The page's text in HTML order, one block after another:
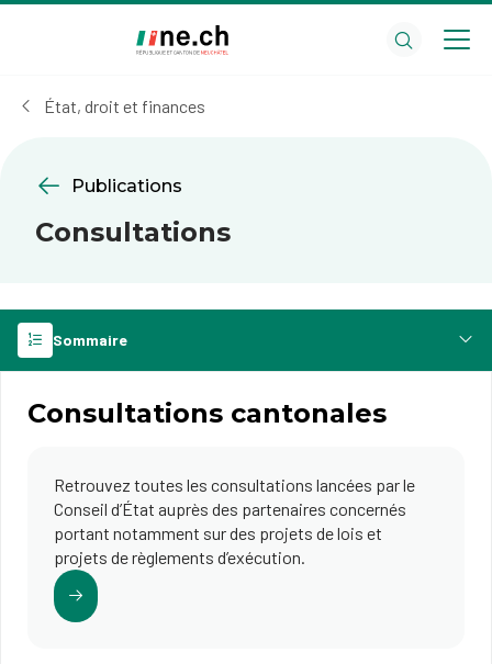
cookies
État, droit et finances
Publications
Consultations
Sommaire
​Consultations cantonales
Retrouvez toutes les consultations lancées par le
Conseil d’État auprès des partenaires concernés
portant notamment sur des projets de lois et
projets de règlements d’exécution.